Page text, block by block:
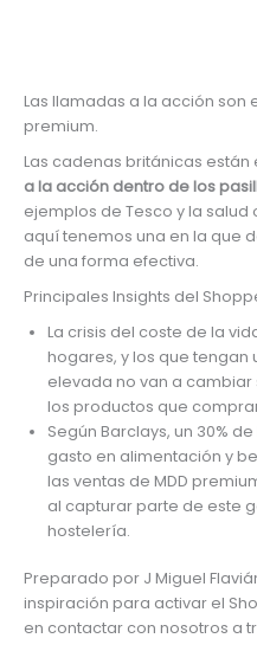
Las llamadas a la acción son
premium.
Las cadenas británicas
a la acción dentro de los
ejemplos de Tesco y la
aquí tenemos una en la que
de una forma efectiva.
Principales Insights del
La crisis del coste de la
hogares, y los que tengan
elevada no van a cambiar
los productos que
Según Barclays, un 30%
gasto en alimentación y
las ventas de MDD
al capturar parte de este
hostelería.
Preparado por J Miguel
inspiración para activar el
en contactar con nosotros a